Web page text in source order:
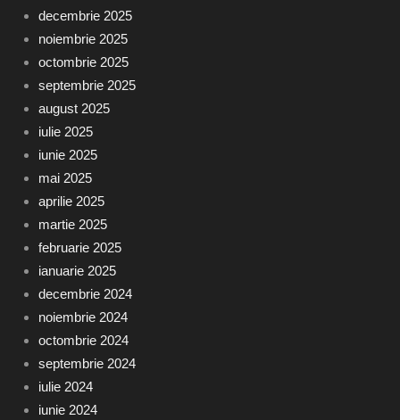
decembrie 2025
noiembrie 2025
octombrie 2025
septembrie 2025
august 2025
iulie 2025
iunie 2025
mai 2025
aprilie 2025
martie 2025
februarie 2025
ianuarie 2025
decembrie 2024
noiembrie 2024
octombrie 2024
septembrie 2024
iulie 2024
iunie 2024